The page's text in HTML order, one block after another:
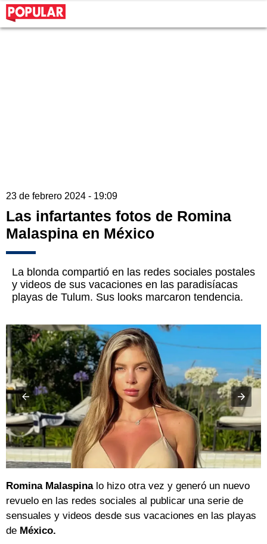
23 de febrero 2024 - 19:09
Las infartantes fotos de Romina
Malaspina en México
La blonda compartió en las redes sociales postales
y videos de sus vacaciones en las paradisíacas
playas de Tulum. Sus looks marcaron tendencia.
Romina Malaspinalo hizo otra vez y generó un nuevo
revuelo en las redes sociales al publicar una serie de
sensuales y videos desde sus vacaciones en las playas
de México.